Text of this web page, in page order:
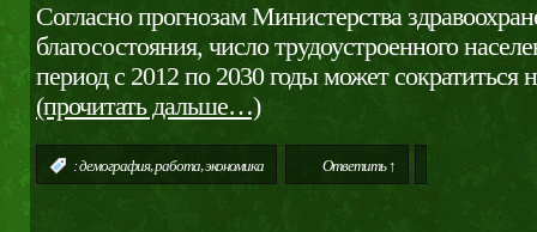
Согласно прогнозам Министерства
благосостояния, число трудоустроенного
период с 2012 по 2030 годы может сократиться
(прочитать дальше…)
:демография, работа экономика Ответить ↑